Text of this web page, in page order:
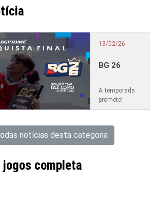
13/02/26
BG 26
A temporada
promete!
notícias desta categoria
jogos completa